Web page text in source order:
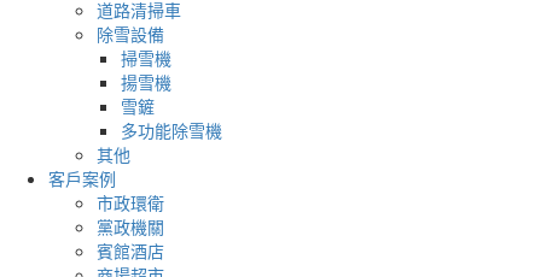
道路清掃車
除雪設備
掃雪機
揚雪機
雪鏟
多功能除雪機
其他
客戶案例
市政環衛
黨政機關
賓館酒店